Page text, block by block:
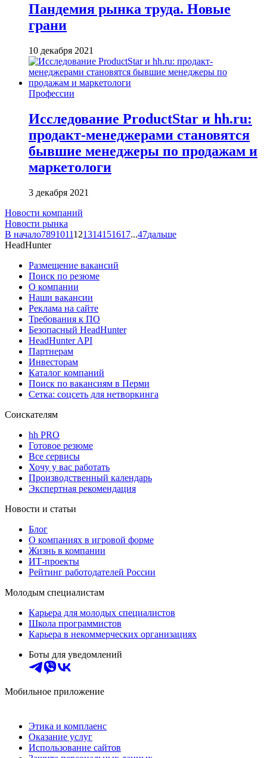
Пандемия рынка труда. Новые
грани
10 декабря 2021
Профессии
Исследование ProductStar и hh.ru:
продакт-менеджерами становятся
бывшие менеджеры по продажам и
маркетологи
3 декабря 2021
Новости компаний
Новости рынка
В начало7891011121314151617...47дальше
HeadHunter
Размещение вакансий
Поиск по резюме
О компании
Наши вакансии
Реклама на сайте
Требования к ПО
Безопасный HeadHunter
HeadHunter API
Партнерам
Инвесторам
Каталог компаний
Поиск по вакансиям в Перми
Сетка: соцсеть для нетворкинга
Соискателям
hh PRO
Готовое резюме
Все сервисы
Хочу у вас работать
Производственный календарь
Экспертная рекомендация
Новости и статьи
Блог
О компаниях в игровой форме
Жизнь в компании
ИТ-проекты
Рейтинг работодателей России
Молодым специалистам
Карьера для молодых специалистов
Школа программистов
Карьера в некоммерческих организациях
Боты для уведомлений
Мобильное приложение
Этика и комплаенс
Оказание услуг
Использование сайтов